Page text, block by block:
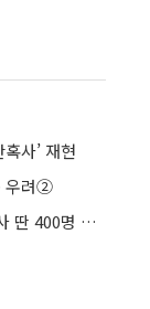
사’ 재현
우려②
성장 정체 회계법인 '채용한파' …매년 회계사 딴 400명 갈 곳 없어①